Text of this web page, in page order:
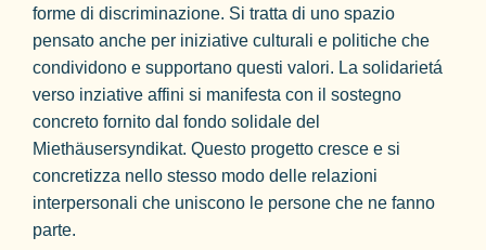
forme di discriminazione. Si tratta di uno spazio
pensato anche per iniziative culturali e politiche che
condividono e supportano questi valori. La solidarietá
verso inziative affini si manifesta con il sostegno
concreto fornito dal fondo solidale del
Miethäusersyndikat. Questo progetto cresce e si
concretizza nello stesso modo delle relazioni
interpersonali che uniscono le persone che ne fanno
parte.